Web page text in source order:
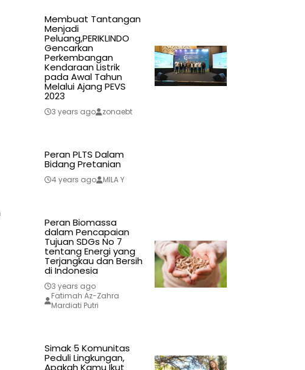
Membuat Tantangan
Menjadi
Peluang,PERIKLINDO
Gencarkan
Perkembangan
Kendaraan Listrik
pada Awal Tahun
Melalui Ajang PEVS
2023
3 years ago zonaebt
Peran PLTS Dalam
Bidang Pretanian
4 years ago MILA Y
Peran Biomassa
dalam Pencapaian
Tujuan SDGs No 7
tentang Energi yang
Terjangkau dan Bersih
di Indonesia
3 years ago
Fatimah Az-Zahra
Mardiati Putri
Simak 5 Komunitas
Peduli Lingkungan,